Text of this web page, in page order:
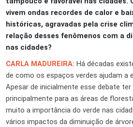
vivem ondas recordes de calor e
históricas, agravadas pela crise
relação desses fenômenos com a
nas cidades?
CARLA MADUREIRA: Há décadas
de como os espaços verdes ajudam a
Apesar de inicialmente esse debate
principalmente para as áreas de
muito a importância do verde nas
vários impactos da diminuição de